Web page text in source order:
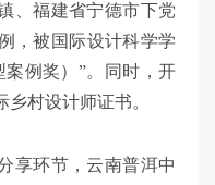
、福建省宁德市下党
，被国际设计科学学
例奖）”。同时，开
村设计师证书。
享环节，云南普洱中